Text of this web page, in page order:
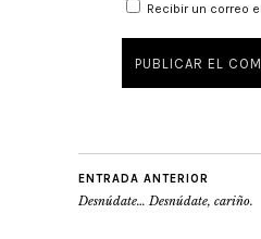
Recibir un correo
ENTRADA ANTERIOR
Desnúdate… Desnúdate, cariño.